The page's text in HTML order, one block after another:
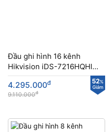
Đầu ghi hình 16 kênh
Hikvision iDS-7216HQHI-
M1/FA công nghệ mới
52%
Giảm
4.295.000đ
9.110.000đ